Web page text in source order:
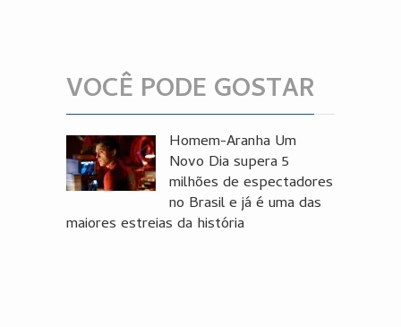
VOCÊ PODE GOSTAR
Homem-Aranha Um
Novo Dia supera 5
milhões de espectadores
no Brasil e já é uma das
maiores estreias da história